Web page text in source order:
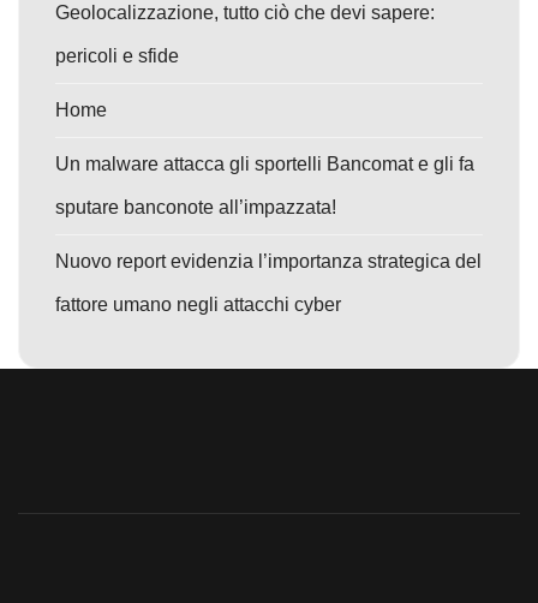
Geolocalizzazione, tutto ciò che devi sapere:
pericoli e sfide
Home
Un malware attacca gli sportelli Bancomat e gli fa
sputare banconote all’impazzata!
Nuovo report evidenzia l’importanza strategica del
fattore umano negli attacchi cyber